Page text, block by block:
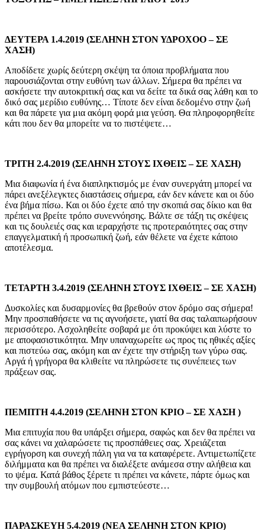
ΔΕΥΤΕΡΑ 1.4.2019 (ΣΕΛΗΝΗ ΣΤΟΝ ΥΔΡΟΧΟΟ – ΣΕ
ΧΑΣΗ)
Αποδίδετε χωρίς δεύτερη σκέψη τα όποια προβλήματα που
παρουσιάζονται στην ευθύνη των άλλων. Σήμερα θα πρέπει να
ασκήσετε την αυτοκριτική σας και να δείτε τα δικά σας λάθη και το
δικό σας μερίδιο ευθύνης… Τίποτε δεν είναι δεδομένο στην ζωή
και θα πάρετε για μια ακόμη φορά μια γεύση. Θα πληροφορηθείτε
κάτι που δεν θα μπορείτε να το πιστέψετε…
ΤΡΙΤΗ 2.4.2019 (ΣΕΛΗΝΗ ΣΤΟΥΣ ΙΧΘΕΙΣ – ΣΕ ΧΑΣΗ)
Μια διαφωνία ή ένα διαπληκτισμός με έναν συνεργάτη μπορεί να
πάρει ανεξέλεγκτες διαστάσεις σήμερα, εάν δεν κάνετε και οι δύο
ένα βήμα πίσω. Και οι δύο έχετε από την σκοπιά σας δίκιο και θα
πρέπει να βρείτε τρόπο συνεννόησης. Βάλτε σε τάξη τις σκέψεις
και τις δουλειές σας και ιεραρχήστε τις προτεραιότητες σας στην
επαγγελματική ή προσωπική ζωή, εάν θέλετε να έχετε κάποιο
αποτέλεσμα.
ΤΕΤΑΡΤΗ 3.4.2019 (ΣΕΛΗΝΗ ΣΤΟΥΣ ΙΧΘΕΙΣ – ΣΕ ΧΑΣΗ)
Δυσκολίες και δυσαρμονίες θα βρεθούν στον δρόμο σας σήμερα!
Μην προσπαθήσετε να τις αγνοήσετε, γιατί θα σας ταλαιπωρήσουν
περισσότερο. Ασχοληθείτε σοβαρά με ότι προκύψει και λύστε το
με αποφασιστικότητα. Μην υπαναχωρείτε ως προς τις ηθικές αξίες
και πιστεύω σας, ακόμη και αν έχετε την στήριξη των γύρω σας.
Αργά ή γρήγορα θα κλιθείτε να πληρώσετε τις συνέπειες των
πράξεων σας.
ΠΕΜΠΤΗ 4.4.2019 (ΣΕΛΗΝΗ ΣΤΟΝ ΚΡΙΟ – ΣΕ ΧΑΣΗ )
Μια επιτυχία που θα υπάρξει σήμερα, σαφώς και δεν θα πρέπει να
σας κάνει να χαλαρώσετε τις προσπάθειες σας. Χρειάζεται
εγρήγορση και συνεχή πάλη για να τα καταφέρετε. Αντιμετωπίζετε
διλήμματα και θα πρέπει να διαλέξετε ανάμεσα στην αλήθεια και
το ψέμα. Κατά βάθος ξέρετε τι πρέπει να κάνετε, πάρτε όμως και
την συμβουλή ατόμων που εμπιστεύεστε…
ΠΑΡΑΣΚΕΥΗ 5.4.2019 (ΝΕΑ ΣΕΛΗΝΗ ΣΤΟΝ ΚΡΙΟ)